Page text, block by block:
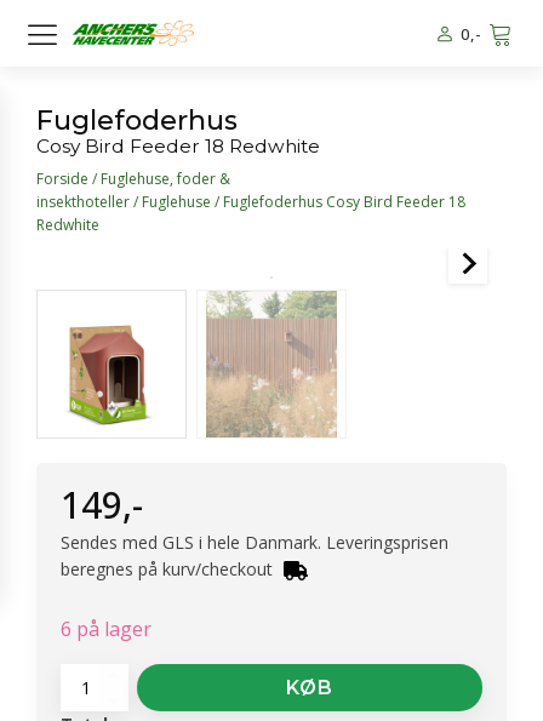
0,-
Forside / Fuglehuse, foder &
insekthoteller/ Fuglehuse / Fuglefoderhus Cosy Bird Feeder 18
Redwhite
Fuglefoderhus
Cosy Bird Feeder 18 Redwhite
149,-
Sendes med GLS i hele Danmark. Leveringsprisen
beregnes på kurv/checkout
6 på lager
Fuglefoderhus
KØB